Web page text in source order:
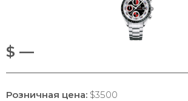
$ —
Розничная цена: $3500